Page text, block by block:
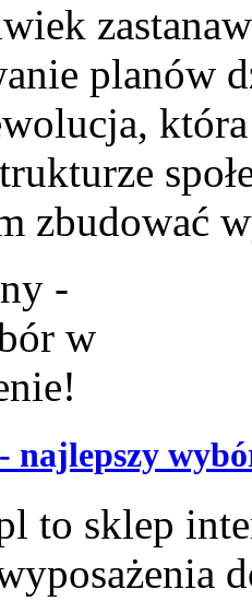
planów
zbudować
najlepszy
to sklep